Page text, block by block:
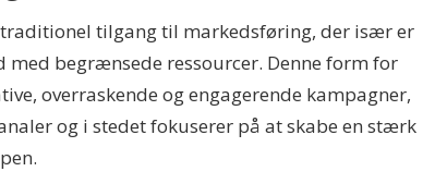
tilgang til markedsføring, der især er
begrænsede ressourcer. Denne form for
overraskende og engagerende kampagner,
og i stedet fokuserer på at skabe en stærk